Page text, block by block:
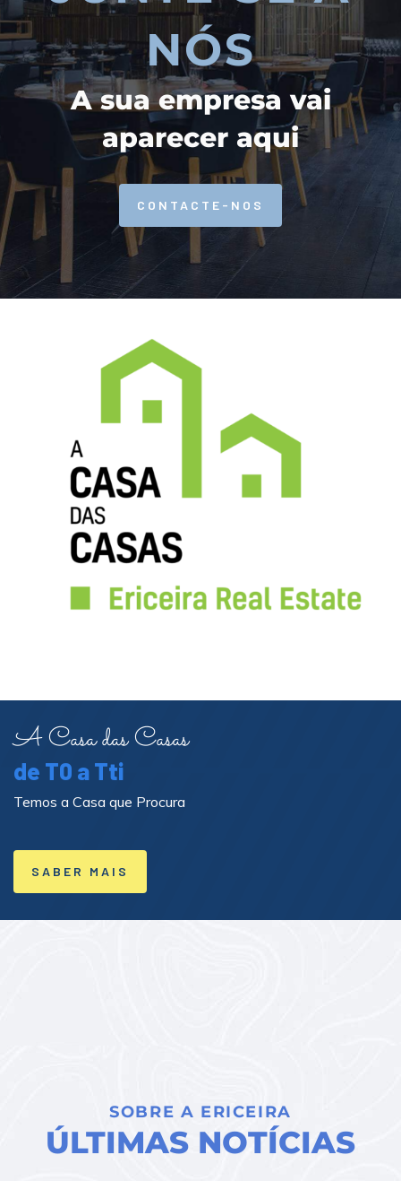
NÓS
A sua empresa vai
aparecer aqui
CONTACTE-NOS
A Casa das Casas
de T0 a Tti
Temos a Casa que Procura
SABER MAIS
SOBRE A ERICEIRA
ÚLTIMAS NOTÍCIAS